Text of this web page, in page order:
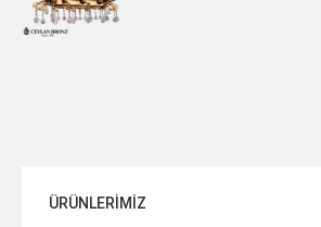
ÜRÜNLERİMİZ